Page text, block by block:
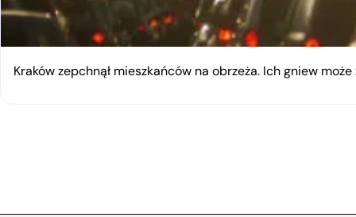
Kraków zepchnął mieszkańców na obrzeża. Ich gniew